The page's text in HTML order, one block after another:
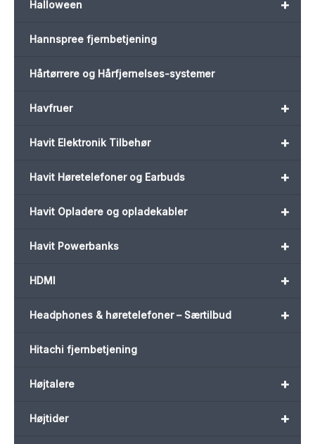
+
Halloween
Hannspree fjernbetjening
Hårtørrere og Hårfjernelses-systemer
+
Havfruer
+
Havit Elektronik Tilbehør
+
Havit Høretelefoner og Earbuds
+
Havit Opladere og opladekabler
+
Havit Powerbanks
+
HDMI
+
Headphones & høretelefoner – Særtilbud
Hitachi fjernbetjening
+
Højtalere
+
Højtider